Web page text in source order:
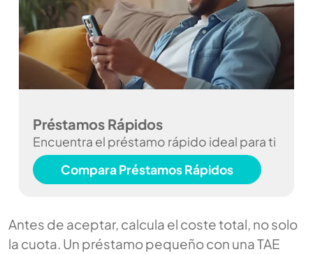
Préstamos Rápidos
Encuentra el préstamo rápido ideal para ti
Compara Préstamos Rápidos
Antes de aceptar, calcula el coste total, no solo
la cuota. Un préstamo pequeño con una TAE